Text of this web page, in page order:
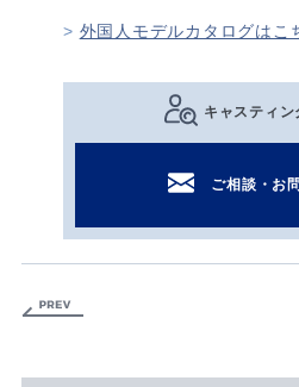
外国人モデルカタログはこ
キャスティン
ご相談・お